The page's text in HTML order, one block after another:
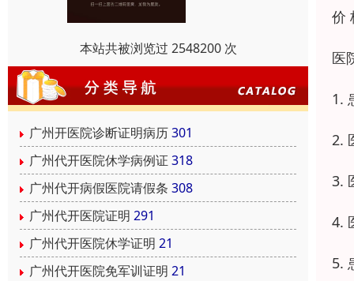
本站共被浏览过 2548200 次
广州开医院诊断证明病历301
广州代开医院休学病例证 318
广州代开病假医院请假条 308
广州代开医院证明 291
广州代开医院休学证明 21
广州代开医院免军训证明 21
价
医
1.
2.
3.
4.
5.